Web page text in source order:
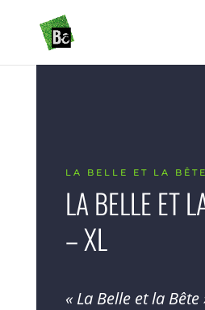
LA BELLE ET LA
LA BELLE ET
– XL
« La Belle et la Bête